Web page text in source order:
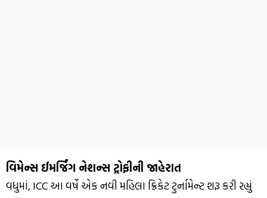
વિમેન્સ ઈમર્જિંગ નેશન્સ ટ્રોફીની જાહેરાત
વધુમાં, ICC આ વર્ષે એક નવી મહિલા ક્રિકેટ ટુર્નામેન્ટ શરૂ કરી રહ્યું